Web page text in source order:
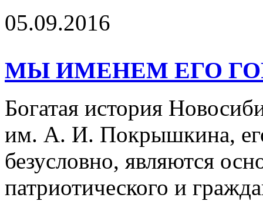
05.09.2016
МЫ ИМЕНЕМ ЕГО
Богатая история
им. А. И. Покрышкина,
безусловно, являются
патриотического и